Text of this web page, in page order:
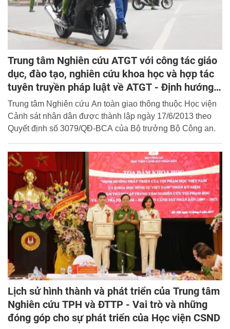
Trung tâm Nghiên cứu ATGT với công tác giáo
dục, đào tạo, nghiên cứu khoa học và hợp tác
tuyên truyền pháp luật về ATGT - Định hướng
phát triển
Trung tâm Nghiên cứu An toàn giao thông thuộc Học viện
Cảnh sát nhân dân được thành lập ngày 17/6/2013 theo
Quyết định số 3079/QĐ-BCA của Bộ trưởng Bộ Công an.
Lịch sử hình thành và phát triển của Trung tâm
Nghiên cứu TPH và ĐTTP - Vai trò và những
đóng góp cho sự phát triển của Học viện CSND